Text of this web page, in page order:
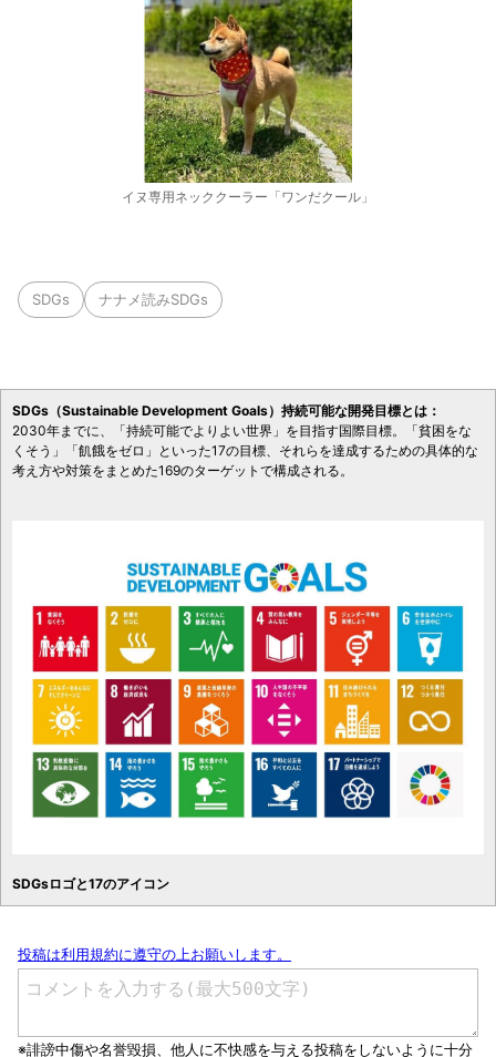
イヌ専用ネッククーラー「ワンだクール」
SDGs ナナメ読みSDGs
SDGs（Sustainable Development Goals）持続可能な開発目標とは：
2030年までに、「持続可能でよりよい世界」を目指す国際目標。「貧困をな
くそう」「飢餓をゼロ」といった17の目標、それらを達成するための具体的な
考え方や対策をまとめた169のターゲットで構成される。
SDGsロゴと17のアイコン